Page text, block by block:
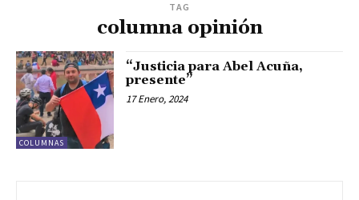
TAG
columna opinión
COLUMNAS
“Justicia para Abel Acuña,
presente”
17 Enero, 2024